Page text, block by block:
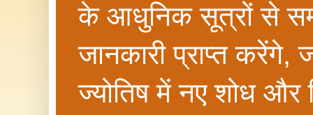
के आधुनिक सूत्रों से
जानकारी प्राप्त करेंगे,
ज्योतिष में नए शोध और